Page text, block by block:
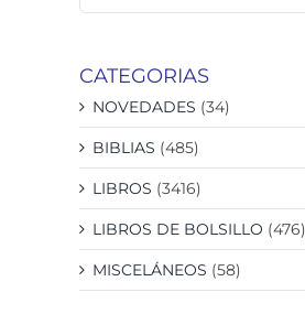
CATEGORIAS
NOVEDADES (34)
BIBLIAS (485)
LIBROS (3416)
LIBROS DE BOLSILLO (476)
MISCELÁNEOS (58)